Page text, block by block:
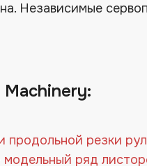
Независимые
продольной резки
ряд